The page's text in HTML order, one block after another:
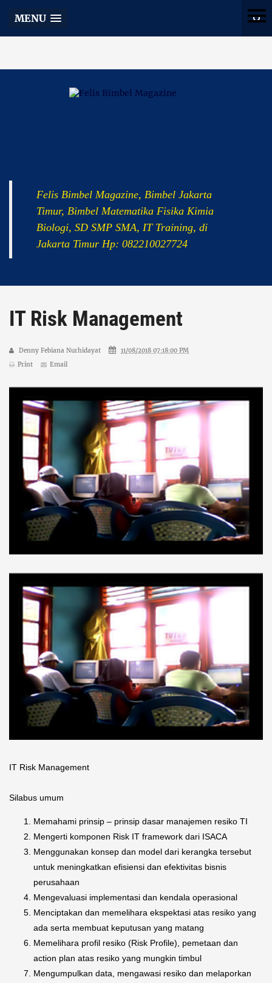
Felis Bimbel Magazine, Bimbel Jakarta
Timur, Bimbel Matematika Fisika Kimia
Biologi, SD SMP SMA, IT Training, di
Jakarta Timur Hp: 082210027724
MENU
IT Risk Management
Denny Febiana Nurhidayat
11/08/2018 07:18:00 PM
Print
Email
IT Risk Management
Silabus umum
Memahami prinsip – prinsip dasar manajemen resiko TI
Mengerti komponen Risk IT framework dari ISACA
Menggunakan konsep dan model dari kerangka tersebut
untuk meningkatkan efisiensi dan efektivitas bisnis
perusahaan
Mengevaluasi implementasi dan kendala operasional
Menciptakan dan memelihara ekspektasi atas resiko yang
ada serta membuat keputusan yang matang
Memelihara profil resiko (Risk Profile), pemetaan dan
action plan atas resiko yang mungkin timbul
Mengumpulkan data, mengawasi resiko dan melaporkan